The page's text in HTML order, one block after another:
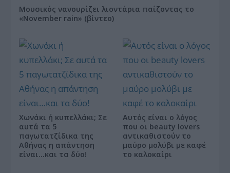
Μουσικός νανουρίζει λιοντάρια παίζοντας το
«November rain» (βίντεο)
Χωνάκι ή κυπελλάκι; Σε
αυτά τα 5
παγωτατζίδικα της
Αθήνας η απάντηση
είναι…και τα δύο!
Αυτός είναι ο λόγος
που οι beauty lovers
αντικαθιστούν το
μαύρο μολύβι με καφέ
το καλοκαίρι